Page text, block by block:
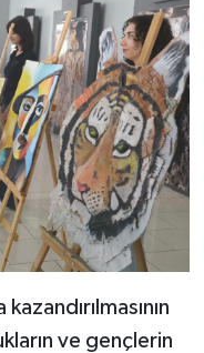
ve gençlerin